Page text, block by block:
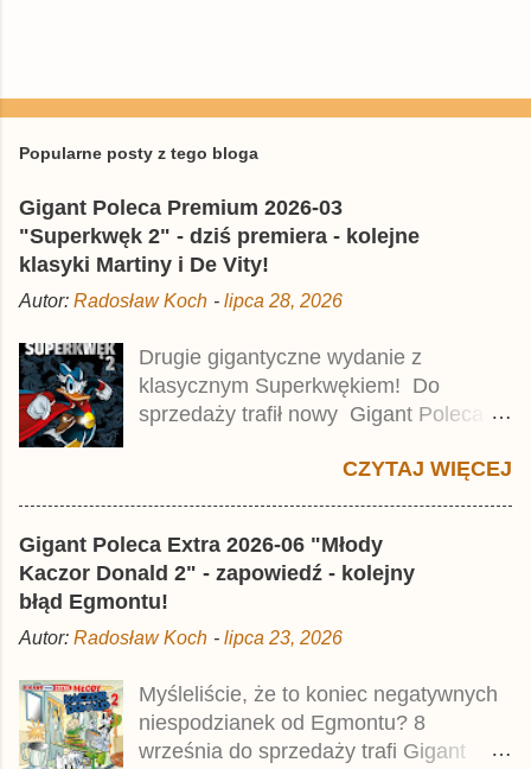
e
i
j
o
m
e
t
a
r
z
Popularne posty z tego bloga
Gigant Poleca Premium 2026-03
"Superkwęk 2" - dziś premiera - kolejne
klasyki Martiny i De Vity!
Autor: Radosław Koch - lipca 28, 2026
Drugie gigantyczne wydanie z
klasycznym Superkwękiem! Do
sprzedaży trafił nowy Gigant Poleca
Jest to kolejny 624-stronicowy tom z
wynosi 49,99 zł i zamówicie go także z
rabatem na Egmont.pl . Za przekład
odpowiadał Jacek Drewnowski.
Publikacja jest przedrukiem drugiego
Taschenbuch Phantomias Collection ,
który trafił do sprzedaży pod koniec
2025 roku.
CZYTAJ WIĘCEJ
Gigant Poleca Extra 2026-06 "Młody
Kaczor Donald 2" - zapowiedź - kolejny
błąd Egmontu!
Autor: Radosław Koch - lipca 23, 2026
Myśleliście, że to koniec negatywnych
niespodzianek od Egmontu? 8
września do sprzedaży trafi Gigant